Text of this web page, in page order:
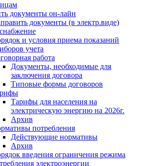
документы он-лайн
документы (в электр.виде)
и условия приема показаний
учета
работа
Документы, необходимые для
заключения договора
Типовые формы договоров
Тарифы для населения на
электрическую энергию на 2026г.
Архив
потребления
Действующие нормативы
Архив
введения ограничения режима
электроэнергии